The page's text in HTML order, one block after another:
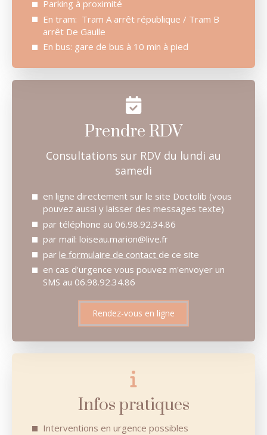
Parking à proximité
En tram: Tram A arrêt république / Tram B
arrêt De Gaulle
En bus: gare de bus à 10 min à pied
Prendre RDV
Consultations sur RDV du lundi au
samedi
en ligne directement sur le site Doctolib (vous
pouvez aussi y laisser des messages texte)
par téléphone au 06.98.92.34.86
par mail: loiseau.marion@live.fr
par le formulaire de contact de ce site
en cas d'urgence vous pouvez m'envoyer un
SMS au 06.98.92.34.86
Rendez-vous en ligne
Infos pratiques
Interventions en urgence possibles